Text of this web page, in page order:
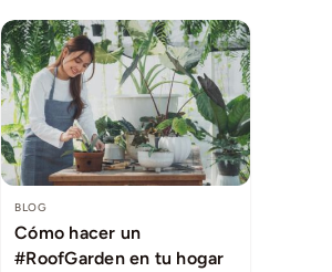
BLOG
Cómo hacer un
#RoofGarden en tu hogar